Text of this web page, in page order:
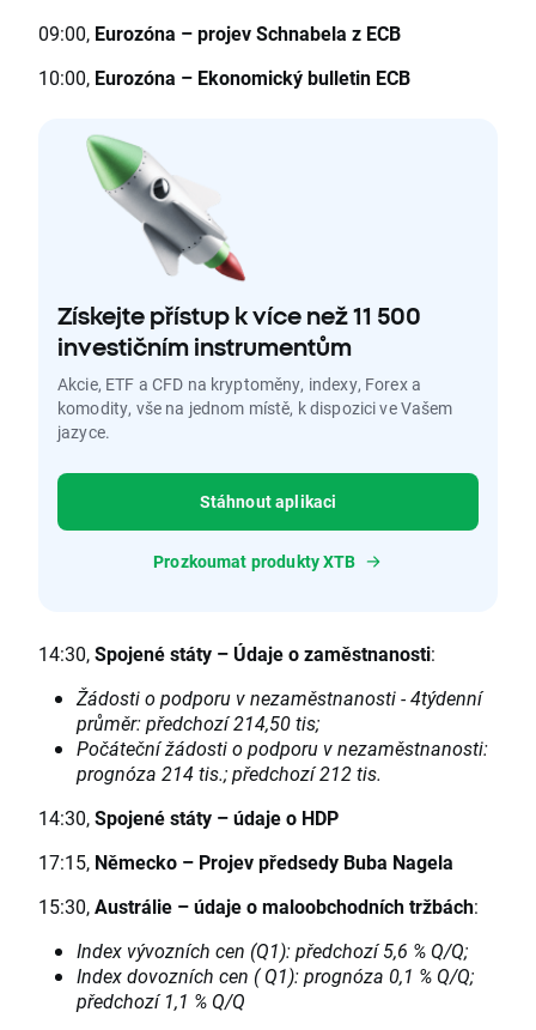
09:00, Eurozóna –projev Schnabela z ECB
10:00, Eurozóna – Ekonomický bulletin ECB
Získejte přístup k více než 11 500
investičním instrumentům
Akcie, ETF a CFD na kryptoměny, indexy, Forex a
komodity, vše na jednom místě, k dispozici ve Vašem
jazyce.
Stáhnout aplikaci
Prozkoumat produkty XTB
14:30,Spojené státy – Údaje o zaměstnanosti:
Žádosti o podporu v nezaměstnanosti - 4týdenní
průměr: předchozí 214,50 tis;
Počáteční žádosti o podporu v nezaměstnanosti:
prognóza 214 tis.; předchozí 212 tis.
14:30,Spojené státy –údaje o HDP
17:15, Německo – Projev předsedy Buba Nagela
15:30,Austrálie –údaje o maloobchodních tržbách:
Index vývozních cen (Q1): předchozí 5,6 % Q/Q;
Index dovozních cen ( Q1): prognóza 0,1 % Q/Q;
předchozí 1,1 % Q/Q